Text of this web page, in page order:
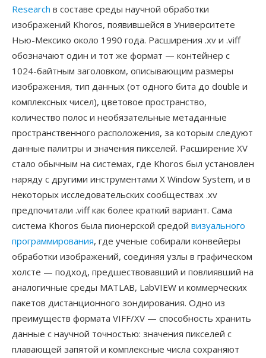
Research в составе среды научной обработки
изображений Khoros, появившейся в Университете
Нью-Мексико около 1990 года. Расширения .xv и .viff
обозначают один и тот же формат — контейнер с
1024-байтным заголовком, описывающим размеры
изображения, тип данных (от одного бита до double и
комплексных чисел), цветовое пространство,
количество полос и необязательные метаданные
пространственного расположения, за которым следуют
данные палитры и значения пикселей. Расширение XV
стало обычным на системах, где Khoros был установлен
наряду с другими инструментами X Window System, и в
некоторых исследовательских сообществах .xv
предпочитали .viff как более краткий вариант. Сама
система Khoros была пионерской средой визуального
программирования, где ученые собирали конвейеры
обработки изображений, соединяя узлы в графическом
холсте — подход, предшествовавший и повлиявший на
аналогичные среды MATLAB, LabVIEW и коммерческих
пакетов дистанционного зондирования. Одно из
преимуществ формата VIFF/XV — способность хранить
данные с научной точностью: значения пикселей с
плавающей запятой и комплексные числа сохраняют